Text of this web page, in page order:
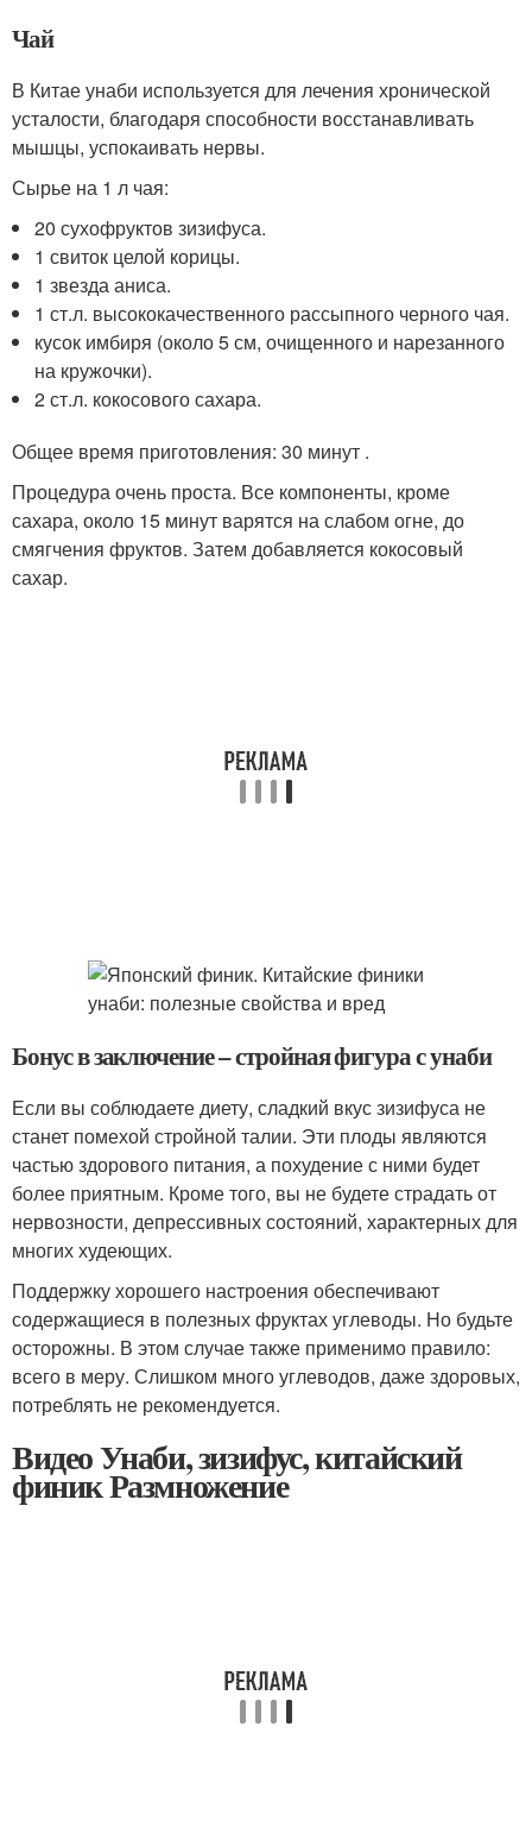
Чай
В Китае унаби используется для лечения хронической
усталости, благодаря способности восстанавливать
мышцы, успокаивать нервы.
Сырье на 1 л чая:
20 сухофруктов зизифуса.
1 свиток целой корицы.
1 звезда аниса.
1 ст.л. высококачественного рассыпного черного чая.
кусок имбиря (около 5 см, очищенного и нарезанного
на кружочки).
2 ст.л. кокосового сахара.
Общее время приготовления: 30 минут .
Процедура очень проста. Все компоненты, кроме
сахара, около 15 минут варятся на слабом огне, до
смягчения фруктов. Затем добавляется кокосовый
сахар.
Бонус в заключение – стройная фигура с унаби
Если вы соблюдаете диету, сладкий вкус зизифуса не
станет помехой стройной талии. Эти плоды являются
частью здорового питания, а похудение с ними будет
более приятным. Кроме того, вы не будете страдать от
нервозности, депрессивных состояний, характерных для
многих худеющих.
Поддержку хорошего настроения обеспечивают
содержащиеся в полезных фруктах углеводы. Но будьте
осторожны. В этом случае также применимо правило:
всего в меру. Слишком много углеводов, даже здоровых,
потреблять не рекомендуется.
Видео Унаби, зизифус, китайский
финик Размножение